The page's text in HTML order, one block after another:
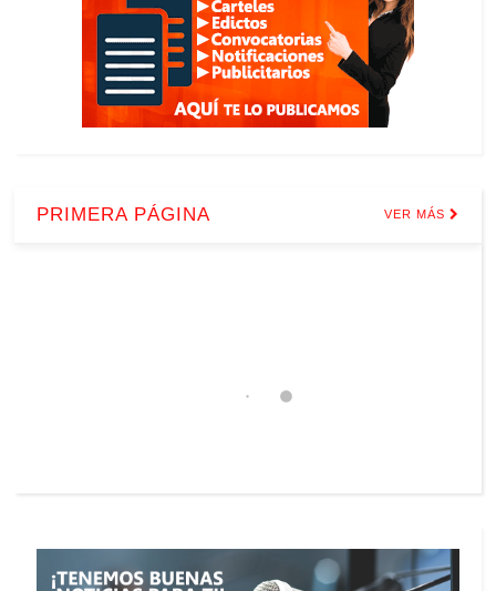
PRIMERA PÁGINA VER MÁS